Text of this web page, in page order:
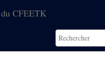
CFEETK